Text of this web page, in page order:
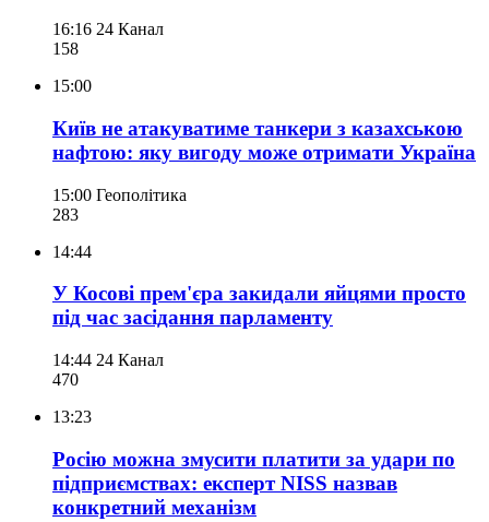
16:16 24 Канал
158
15:00
Київ не атакуватиме танкери з казахською
нафтою: яку вигоду може отримати Україна
15:00 Геополітика
283
14:44
У Косові прем'єра закидали яйцями просто
під час засідання парламенту
14:44 24 Канал
470
13:23
Росію можна змусити платити за удари по
підприємствах: експерт NISS назвав
конкретний механізм